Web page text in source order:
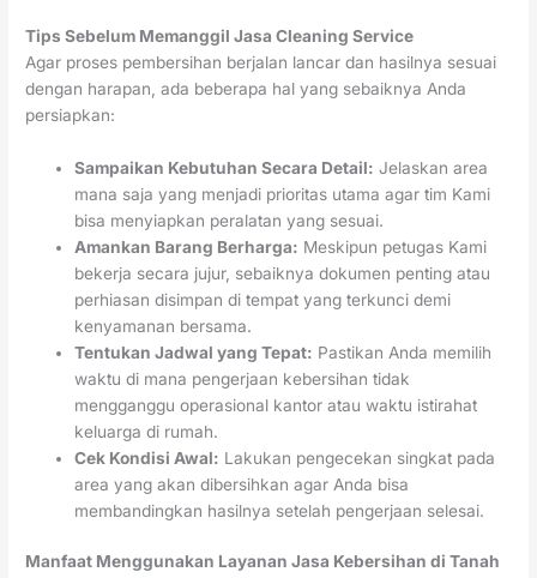
Tips Sebelum Memanggil Jasa Cleaning Service
Agar proses pembersihan berjalan lancar dan hasilnya sesuai
dengan harapan, ada beberapa hal yang sebaiknya Anda
persiapkan:
Sampaikan Kebutuhan Secara Detail: Jelaskan area
mana saja yang menjadi prioritas utama agar tim Kami
bisa menyiapkan peralatan yang sesuai.
Amankan Barang Berharga: Meskipun petugas Kami
bekerja secara jujur, sebaiknya dokumen penting atau
perhiasan disimpan di tempat yang terkunci demi
kenyamanan bersama.
Tentukan Jadwal yang Tepat: Pastikan Anda memilih
waktu di mana pengerjaan kebersihan tidak
mengganggu operasional kantor atau waktu istirahat
keluarga di rumah.
Cek Kondisi Awal: Lakukan pengecekan singkat pada
area yang akan dibersihkan agar Anda bisa
membandingkan hasilnya setelah pengerjaan selesai.
Manfaat Menggunakan Layanan Jasa Kebersihan di Tanah